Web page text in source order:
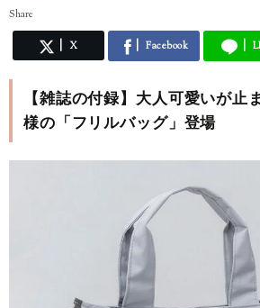
Share
X Facebook
【雑誌の付録】大人可愛いが止
様の「フリルバッグ」登場